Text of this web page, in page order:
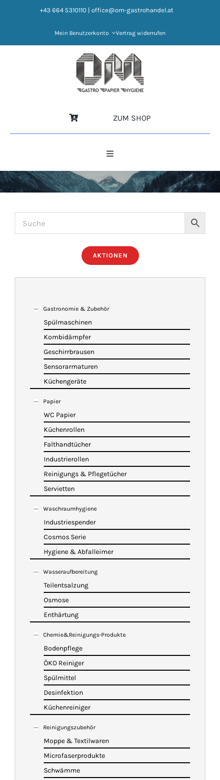
+43 664 5310110 office@om-gastrohandel.at
Mein Benutzerkonto Vertrag widerrufen
ZUM SHOP
Toggle
HOME
NEWS
IMBISSANHÄNGER
KATALOG
WARENKORB
AKTIONEN
Gastronomie & Zubehör
Spülmaschinen
Kombidämpfer
Geschirrbrausen
Sensorarmaturen
Küchengeräte
Papier
WC Papier
Küchenrollen
Falthandtücher
Industrierollen
Reinigungs & Pflegetücher
Servietten
Waschraumhygiene
Industriespender
Cosmos Serie
Hygiene & Abfalleimer
Wasseraufbereitung
Teilentsalzung
Osmose
Enthärtung
Chemie&Reinigungs-Produkte
Bodenpflege
ÖKO Reiniger
Spülmittel
Desinfektion
Küchenreiniger
Reinigungszubehör
Moppe & Textilwaren
Microfaserprodukte
Schwämme